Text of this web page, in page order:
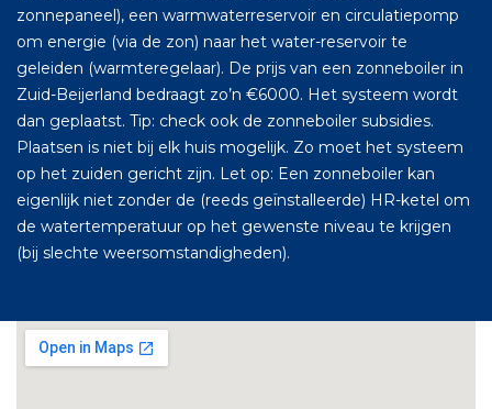
zonnepaneel), een warmwaterreservoir en circulatiepomp
om energie (via de zon) naar het water-reservoir te
geleiden (warmteregelaar). De prijs van een zonneboiler in
Zuid-Beijerland bedraagt zo’n €6000. Het systeem wordt
dan geplaatst. Tip: check ook de zonneboiler subsidies.
Plaatsen is niet bij elk huis mogelijk. Zo moet het systeem
op het zuiden gericht zijn. Let op: Een zonneboiler kan
eigenlijk niet zonder de (reeds geïnstalleerde) HR-ketel om
de watertemperatuur op het gewenste niveau te krijgen
(bij slechte weersomstandigheden).